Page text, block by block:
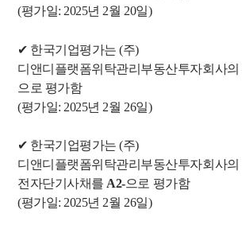
(평가일: 2025년 2월 20일)
✔ 한국기업평가는 (주)
디앤디플랫폼위탁관리부동산투자회사의
으로 평가함
(평가일: 2025년 2월 26일)
✔ 한국기업평가는 (주)
디앤디플랫폼위탁관리부동산투자회사의
전자단기사채를 A2-으로 평가함
(평가일: 2025년 2월 26일)